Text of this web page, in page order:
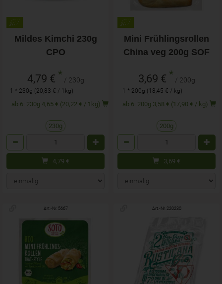
Mildes Kimchi 230g
CPO
4,79 € * / 230g
1 * 230g (20,83 € / 1kg)
ab 6: 230g 4,65 € (20,22 € / 1kg)
230g
4,79 €
Mini Frühlingsrollen
China veg 200g SOF
3,69 € * / 200g
1 * 200g (18,45 € / kg)
ab 6: 200g 3,58 € (17,90 € / kg)
200g
3,69 €
Art.-Nr. 5667 Art.-Nr. 220230